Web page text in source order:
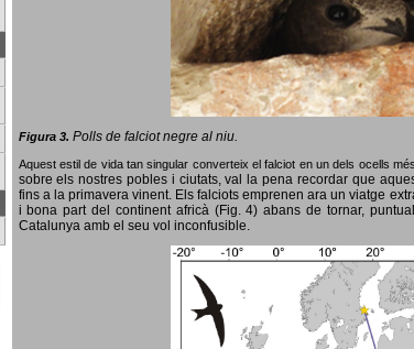
Figura 3. Polls de falciot negre al niu.
Aquest estil de vida tan singular converteix el falciot en un dels ocells
sobre els nostres pobles i ciutats, val la pena recordar que
fins a la primavera vinent. Els falciots emprenen ara un viatge
i bona part del continent africà (Fig. 4) abans de tornar,
Catalunya amb el seu vol inconfusible.